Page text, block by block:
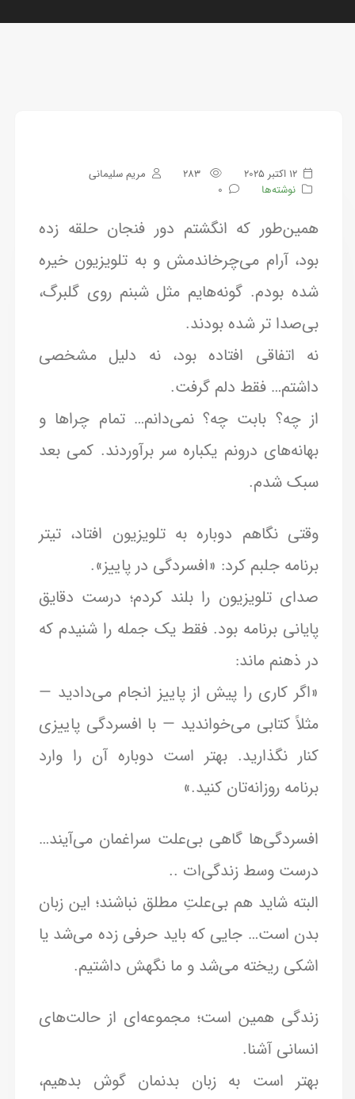
12 اکتبر 2025
مریم سلیمانی
نوشته‌ها
0
همین‌طور که انگشتم دور فنجان حلقه زده
بود، آرام می‌چرخاندمش و به تلویزیون خیره
شده بودم. گونه‌هایم مثل شبنم روی گلبرگ،
بی‌صدا تر شده بودند.
نه اتفاقی افتاده بود، نه دلیل مشخصی
داشتم… فقط دلم گرفت.
از چه؟ بابت چه؟ نمی‌دانم… تمام چراها و
بهانه‌های درونم یکباره سر برآوردند. کمی بعد
سبک شدم.
وقتی نگاهم دوباره به تلویزیون افتاد، تیتر
برنامه جلبم کرد: «افسردگی در پاییز».
صدای تلویزیون را بلند کردم؛ درست دقایق
پایانی برنامه بود. فقط یک جمله را شنیدم که
در ذهنم ماند:
«اگر کاری را پیش از پاییز انجام می‌دادید —
مثلاً کتابی می‌خواندید — با افسردگی پاییزی
کنار نگذارید. بهتر است دوباره آن را وارد
برنامه روزانه‌تان کنید.»
افسردگی‌ها گاهی بی‌علت سراغمان می‌آیند…
درست وسط زندگی‌ات ..
البته شاید هم بی‌علتِ مطلق نباشند؛ این زبان
بدن است… جایی که باید حرفی زده می‌شد یا
اشکی ریخته می‌شد و ما نگهش داشتیم.
زندگی همین است؛ مجموعه‌ای از حالت‌های
انسانی آشنا.
بهتر است به زبان بدنمان گوش بدهیم،